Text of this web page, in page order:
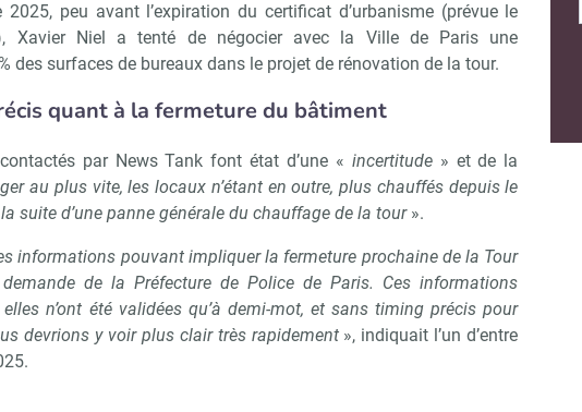
2025, peu avant l’expiration du certificat d’urbanisme (prévue le
Xavier Niel a tenté de négocier avec la Ville de Paris une
des surfaces de bureaux dans le projet de rénovation de la tour.
quant à la fermeture du bâtiment
par News Tank font état d’une « incertitude» et de la
au plus vite, les locaux n’étant en outre, plus chauffés depuis le
suite d’une panne générale du chauffage de la tour».
informations pouvant impliquer la fermeture prochaine de la Tour
de la Préfecture de Police de Paris. Ces informations
n’ont été validées qu’à demi-mot, et sans timing précis pour
devrions y voir plus clair très rapidement», indiquait l’un d’entre